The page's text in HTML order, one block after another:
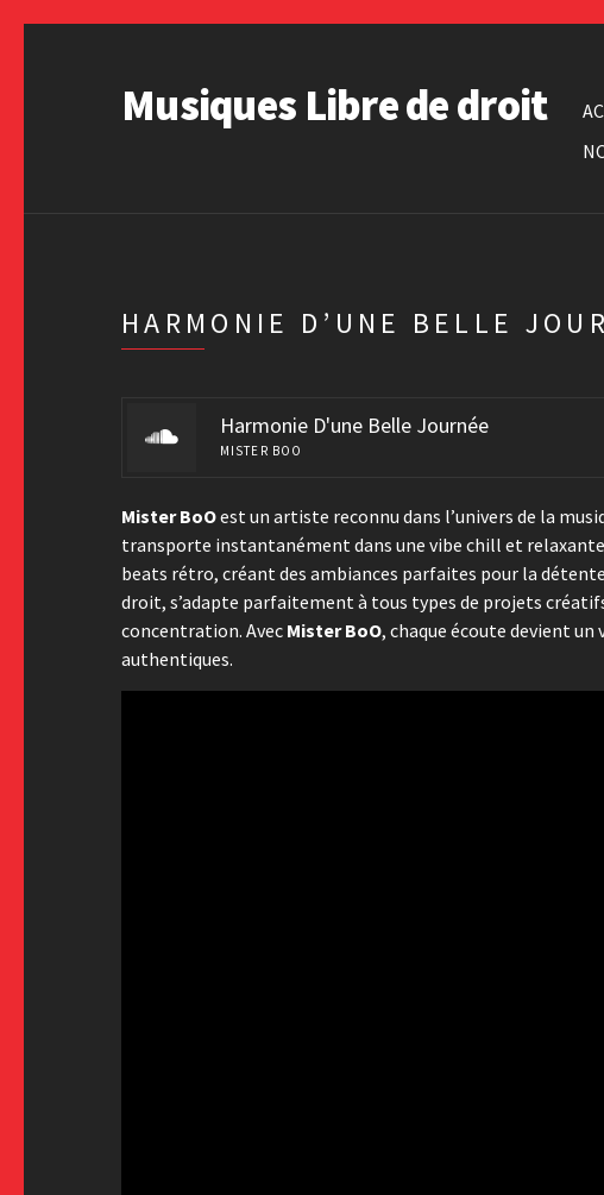
Musiques Libre de droit
HARMONIE D’UNE BELLE
Harmonie D'une Belle Journée
MISTER BOO
Mister BoOest un artiste reconnu dans l’univers de la
transporte instantanément dans une vibe chill et
beats rétro, créant des ambiances parfaites pour la
droit, s’adapte parfaitement à tous types de projets
concentration. Avec Mister BoO, chaque écoute devient
authentiques.